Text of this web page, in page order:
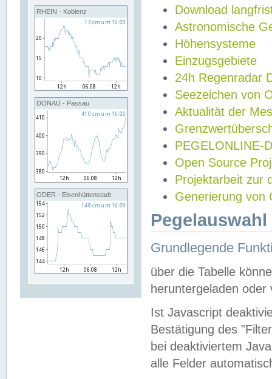
RHEIN - Koblenz
DONAU - Passau
ODER - Eisenhüttenstadt
Download
Astronomische
Höhensysteme
Einzugsgebiete
24h Regenradar
Seezeichen von
Aktualität der
PEGELONLINE-
Open Source
Projektarbeit zur
Generierung von
Grundlegende
über die Tabelle
heruntergeladen oder
Ist Javascript
Bestätigung des
bei deaktiviertem
alle Felder